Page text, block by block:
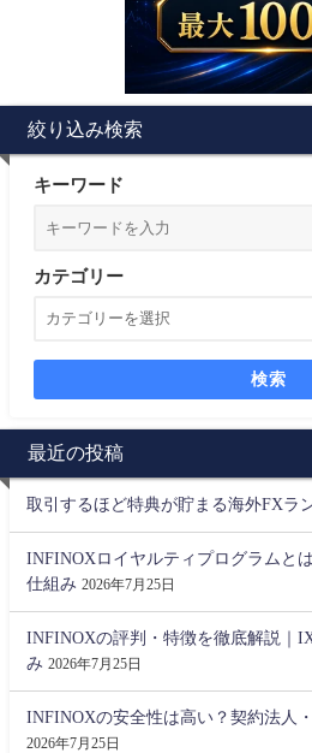
絞り込み検索
キーワード
カテゴリー
検索
最近の投稿
取引するほど特典が貯まる海外FXラ
INFINOXロイヤルティプログラムと
仕組み 2026年7月25日
INFINOXの評判・特徴を徹底解説｜
み 2026年7月25日
INFINOXの安全性は高い？契約法人
2026年7月25日